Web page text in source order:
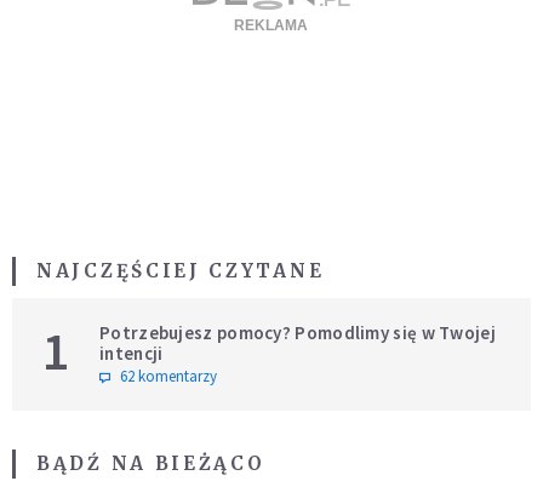
NAJCZĘŚCIEJ CZYTANE
1
Potrzebujesz pomocy? Pomodlimy się w Twojej
intencji
62 komentarzy
BĄDŹ NA BIEŻĄCO